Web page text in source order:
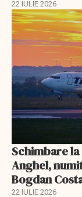
22 IULIE 2026
Schimbare
Anghel,
Bogdan
22 IULIE 2026